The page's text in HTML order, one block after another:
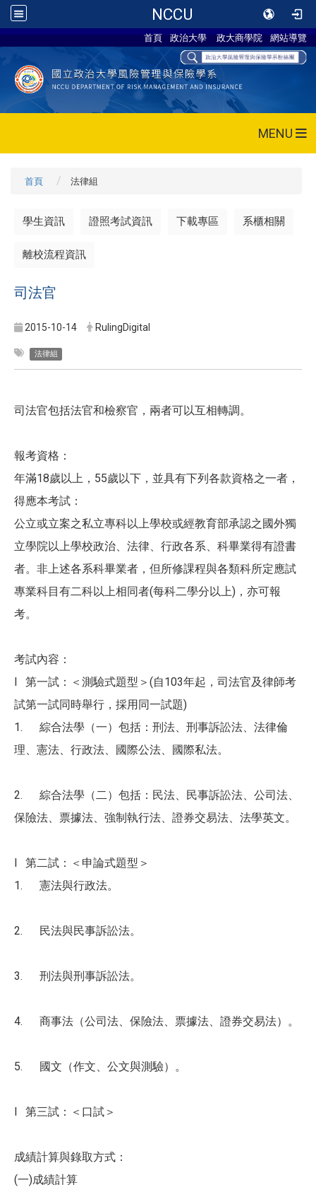
NCCU
首頁 政治大學 政大商學院 網站導覽
MENU
首頁 法律組
學生資訊 證照考試資訊 下載專區 系櫃相關
離校流程資訊
司法官
2015-10-14 RulingDigital
法律組
司法官包括法官和檢察官，兩者可以互相轉調。
報考資格：
年滿18歲以上，55歲以下，並具有下列各款資格之一者，
得應本考試：
公立或立案之私立專科以上學校或經教育部承認之國外獨
立學院以上學校政治、法律、行政各系、科畢業得有證書
者。非上述各系科畢業者，但所修課程與各類科所定應試
專業科目有二科以上相同者(每科二學分以上)，亦可報
考。
考試內容：
l 第一試：＜測驗式題型＞(自103年起，司法官及律師考
試第一試同時舉行，採用同一試題)
1. 綜合法學（一）包括：刑法、刑事訴訟法、法律倫
理、憲法、行政法、國際公法、國際私法。
2. 綜合法學（二）包括：民法、民事訴訟法、公司法、
保險法、票據法、強制執行法、證券交易法、法學英文。
l 第二試：＜申論式題型＞
1. 憲法與行政法。
2. 民法與民事訴訟法。
3. 刑法與刑事訴訟法。
4. 商事法（公司法、保險法、票據法、證券交易法）。
5. 國文（作文、公文與測驗）。
l 第三試：＜口試＞
成績計算與錄取方式：
(一)成績計算